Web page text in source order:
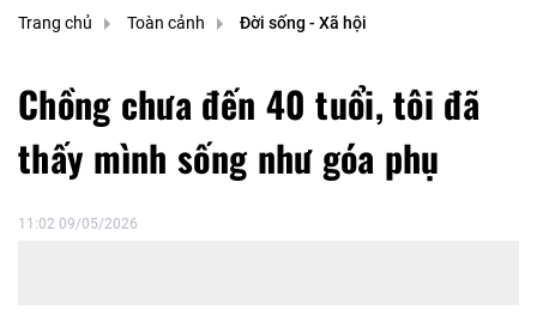
Trang chủ Toàn cảnh Đời sống - Xã hội
Chồng chưa đến 40 tuổi, tôi đã
thấy mình sống như góa phụ
11:02 09/05/2026